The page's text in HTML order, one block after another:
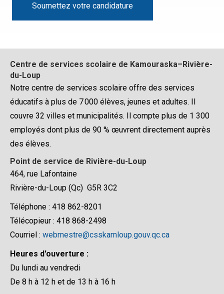
Soumettez votre candidature
Centre de services scolaire de Kamouraska–Rivière-
du-Loup
Notre centre de services scolaire offre des services
éducatifs à plus de 7 000 élèves, jeunes et adultes. Il
couvre 32 villes et municipalités. Il compte plus de 1 300
employés dont plus de 90 % œuvrent directement auprès
des élèves.
Point de service de Rivière-du-Loup
464, rue Lafontaine
Rivière-du-Loup (Qc) G5R 3C2
Téléphone : 418 862-8201
Télécopieur : 418 868-2498
Courriel : webmestre@csskamloup.gouv.qc.ca
Heures d'ouverture :
Du lundi au vendredi
De 8 h à 12 h et de 13 h à 16 h